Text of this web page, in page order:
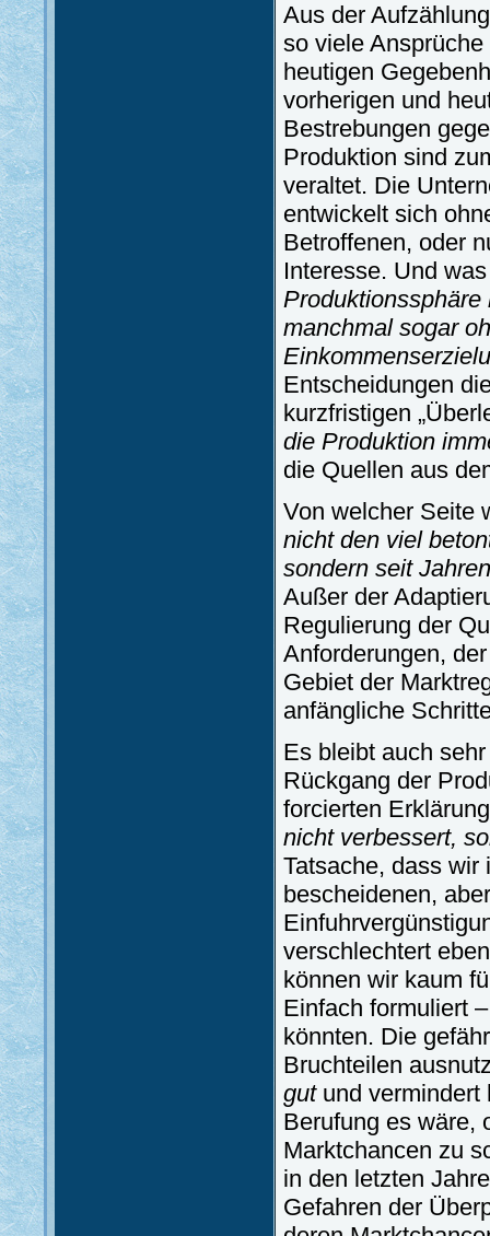
Aus der
so viele
heutigen
vorherigen und
Bestrebungen
Produktion sind
veraltet. Die
entwickelt sich
Betroffenen, oder
Interesse. Und
manchmal sogar
Entscheidungen
kurzfristigen
die Produktion
die Quellen aus
Von welcher Seite
nicht den viel
sondern seit
Außer der
Regulierung der
Anforderungen,
Gebiet der
anfängliche
Es bleibt auch
Rückgang der
forcierten
nicht verbessert,
Tatsache, dass wir
bescheidenen,
verschlechtert
können wir kaum
Einfach formuliert
könnten. Die
Bruchteilen
gutund vermindert
Berufung es wäre,
Marktchancen zu
in den letzten
Gefahren der